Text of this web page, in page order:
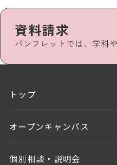
資料請求
パンフレットでは、学科
トップ
オープンキャンパス
個別相談・説明会